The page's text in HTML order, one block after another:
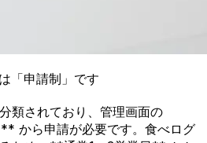
「申請制」です
類されており、管理画面の
から申請が必要です。食べログ